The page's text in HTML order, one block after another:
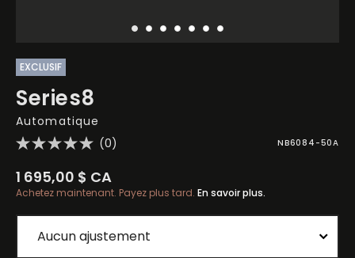
EXCLUSIF
Series8
Automatique
(0)
NB6084-50A
1 695,00 $ CA
Achetez maintenant. Payez plus tard. En savoir plus.